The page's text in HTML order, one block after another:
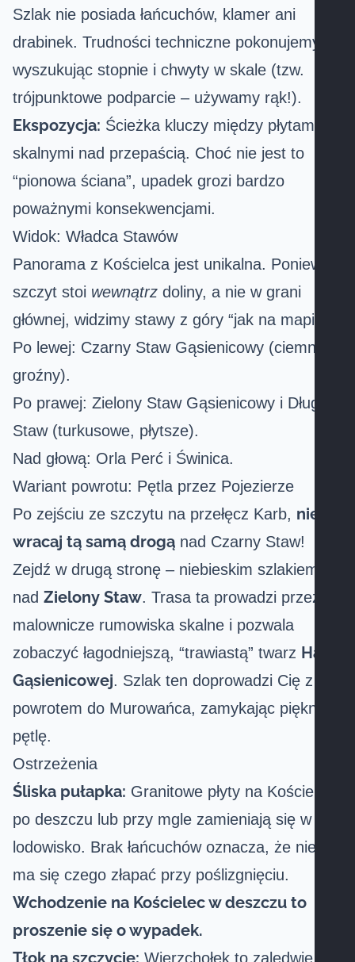
Szlak nie posiada łańcuchów, klamer ani
drabinek. Trudności techniczne pokonujemy,
wyszukując stopnie i chwyty w skale (tzw.
trójpunktowe podparcie – używamy rąk!).
Ekspozycja: Ścieżka kluczy między płytami
skalnymi nad przepaścią. Choć nie jest to
“pionowa ściana”, upadek grozi bardzo
poważnymi konsekwencjami.
Widok: Władca Stawów
Panorama z Kościelca jest unikalna. Ponieważ
szczyt stoi wewnątrz doliny, a nie w grani
głównej, widzimy stawy z góry “jak na mapie”:
Po lewej: Czarny Staw Gąsienicowy (ciemny,
groźny).
Po prawej: Zielony Staw Gąsienicowy i Długi
Staw (turkusowe, płytsze).
Nad głową: Orla Perć i Świnica.
Wariant powrotu: Pętla przez Pojezierze
Po zejściu ze szczytu na przełęcz Karb, nie
wracaj tą samą drogą nad Czarny Staw!
Zejdź w drugą stronę – niebieskim szlakiem
nad Zielony Staw. Trasa ta prowadzi przez
malownicze rumowiska skalne i pozwala
zobaczyć łagodniejszą, “trawiastą” twarz Hali
Gąsienicowej. Szlak ten doprowadzi Cię z
powrotem do Murowańca, zamykając piękną
pętlę.
Ostrzeżenia
Śliska pułapka: Granitowe płyty na Kościelcu
po deszczu lub przy mgle zamieniają się w
lodowisko. Brak łańcuchów oznacza, że nie
ma się czego złapać przy poślizgnięciu.
Wchodzenie na Kościelec w deszczu to
proszenie się o wypadek.
Tłok na szczycie: Wierzchołek to zaledwie